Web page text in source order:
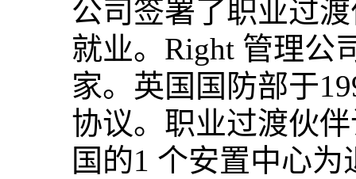
公司签署了职业过
就业。Right 管理公
家。英国国防部于
协议。职业过渡伙
国的1 个安置中心